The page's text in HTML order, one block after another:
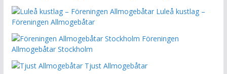
Luleå kustlag –
Föreningen Allmogebåtar
Föreningen
Allmogebåtar Stockholm
Tjust Allmogebåtar